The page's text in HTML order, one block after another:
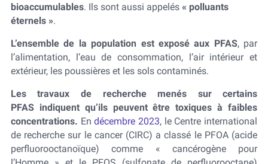
bioaccumulables. Ils sont aussi appelés « polluants
éternels ».
L’ensemble de la population est exposé aux PFAS, par
l’alimentation, l’eau de consommation, l’air intérieur et
extérieur, les poussières et les sols contaminés.
Les travaux de recherche menés sur certains
PFAS indiquent qu’ils peuvent être toxiques à faibles
concentrations. Endécembre 2023, le Centre international
de recherche sur le cancer (CIRC) a classé le PFOA (acide
perfluorooctanoïque) comme « cancérogène pour